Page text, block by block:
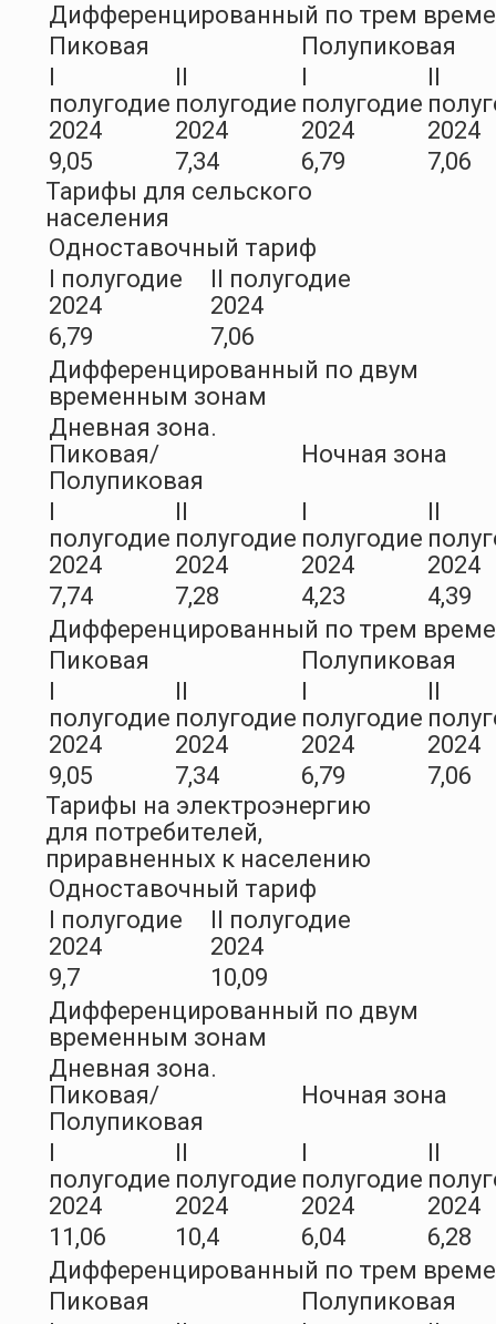
Дифференцированный по трем
Пиковая
Полупиковая
полугодие
2024
полугодие
2024
полугодие
2024
2024
9,05
7,34 6,79
7,06
Тарифы для сельского
населения
Одноставочный тариф
I полугодие
2024
II полугодие
2024
6,79
7,06
Дифференцированный по двум
временным зонам
Дневная зона.
Пиковая/
Полупиковая
Ночная зона
полугодие
2024
полугодие
2024
полугодие
2024
2024
7,74
7,28 4,23
4,39
Дифференцированный по трем
Пиковая
Полупиковая
полугодие
2024
полугодие
2024
полугодие
2024
2024
9,05
7,34 6,79
7,06
Тарифы на электроэнергию
для потребителей,
приравненных к населению
Одноставочный тариф
I полугодие
2024
II полугодие
2024
9,7
10,09
Дифференцированный по двум
временным зонам
Дневная зона.
Пиковая/
Полупиковая
Ночная зона
полугодие
2024
полугодие
2024
полугодие
2024
2024
11,06
10,4 6,04
6,28
Дифференцированный по трем
Пиковая
Полупиковая